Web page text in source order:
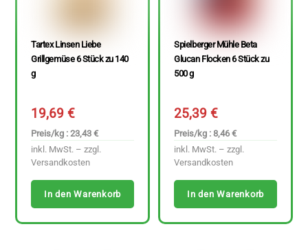
Tartex Linsen Liebe
Grillgemüse 6 Stück zu 140
g
19,69€
Preis/kg : 23,43 €
inkl. MwSt. – zzgl.
Versandkosten
In den Warenkorb
Spielberger Mühle Beta
Glucan Flocken 6 Stück zu
500 g
25,39€
Preis/kg : 8,46 €
inkl. MwSt. – zzgl.
Versandkosten
In den Warenkorb